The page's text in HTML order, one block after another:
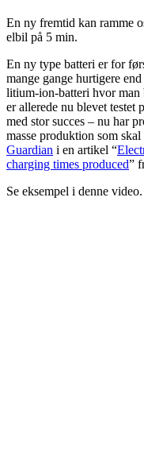
En ny fremtid kan ramme
elbil på 5 min.
En ny type batteri er for
mange gange hurtigere
litium-ion-batteri hvor man
er allerede nu blevet testet
med stor succes – nu har
masse produktion som
Guardian i en artikel “
charging times produced”
Se eksempel i denne video.